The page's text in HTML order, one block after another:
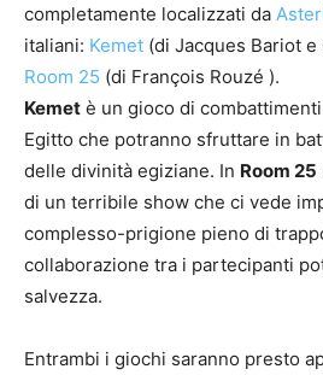
completamente localizzati da
italiani: Kemet (di Jacques Bariot
Room 25 (di François Rouzé ).
Kemet è un gioco di
Egitto che potranno sfruttare in
delle divinità egiziane. In Room 25
di un terribile show che ci vede
complesso-prigione pieno di
collaborazione tra i partecipanti
salvezza.
Entrambi i giochi saranno presto